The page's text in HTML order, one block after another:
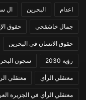
اعدام البحرين ال
جمال خاشقجي حقوق
حقوق الانسان في البحرين
رؤية 2030 سجون
معتقلي الرأي معتقلي
معتقلي الرأي في الجزيرة